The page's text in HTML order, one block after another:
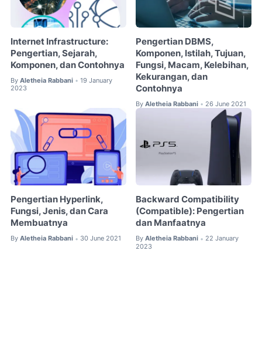
Internet Infrastructure:
Pengertian, Sejarah,
Komponen, dan Contohnya
By Aletheia Rabbani • 19 January
2023
Pengertian DBMS,
Komponen, Istilah, Tujuan,
Fungsi, Macam, Kelebihan,
Kekurangan, dan
Contohnya
By Aletheia Rabbani • 26 June 2021
Pengertian Hyperlink,
Fungsi, Jenis, dan Cara
Membuatnya
By Aletheia Rabbani • 30 June 2021
Backward Compatibility
(Compatible): Pengertian
dan Manfaatnya
By Aletheia Rabbani • 22 January
2023